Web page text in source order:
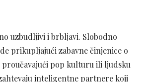
uzbudljivi i brbljavi. Slobodno
prikupljajući zabavne činjenice o
pop kulturu ili ljudsku
inteligentne partnere koji